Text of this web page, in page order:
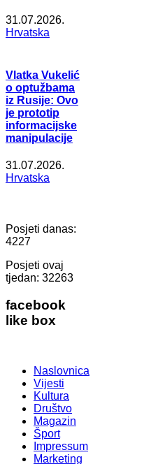
31.07.2026.
Hrvatska
Vlatka Vukelić
o optužbama
iz Rusije: Ovo
je prototip
informacijske
manipulacije
31.07.2026.
Hrvatska
Posjeti danas:
4227
Posjeti ovaj
tjedan: 32263
facebook
like box
Naslovnica
Vijesti
Kultura
Društvo
Magazin
Šport
Impressum
Marketing